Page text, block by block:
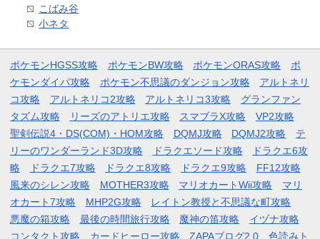
こばみ谷
小ネタ
ポケモンHGSS攻略 ポケモンBW攻略 ポケモンORAS攻略
ポ
ケモンダイパ攻略
ポケモン不思議のダンジョン攻略
アルトネリ
コ攻略
アルトネリコ2攻略 アルトネリコ3攻略
グランファン
タズム攻略
リーズのアトリエ攻略 スマブラX攻略
VP2攻略
聖剣伝説4・DS(COM)・HOM攻略
DQMJ攻略 DQMJ2攻略
テ
リーのワンダーランド3D攻略
ドラクエソード攻略
ドラクエ6攻
略
ドラクエ7攻略 ドラクエ8攻略 ドラクエ9攻略
FF12攻略
風来のシレン攻略
MOTHER3攻略 マリオカートWii攻略
マリ
オカート7攻略
MHP2G攻略
レイトン教授と不思議な町攻略
悪魔の箱攻略
最後の時間旅行攻略 魔神の笛攻略
イヅナ攻略
コンタクト攻略
カードヒーロー攻略 ZAPAブログ2.0 色読みト